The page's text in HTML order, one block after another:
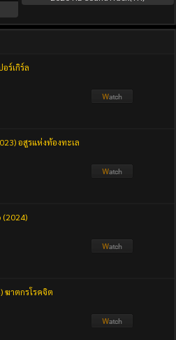
ร์เกิร์ล
อสูรแห่งท้องทะเล
(2024)
ฆาตกรโรคจิต